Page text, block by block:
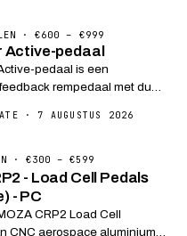
· €600 – €999
Active-pedaal
pedaal is een
rempedaal met dual
motorterugkoppeling
racesimulatie.
· 7 AUGUSTUS 2026
· €300 – €599
- Load Cell Pedals
- PC
CRP2 Load Cell
CNC aerospace aluminium